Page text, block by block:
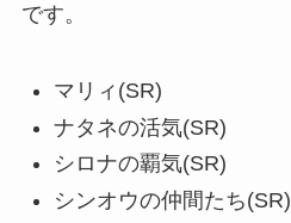
です。
マリィ(SR)
ナタネの活気(SR)
シロナの覇気(SR)
シンオウの仲間たち(SR)